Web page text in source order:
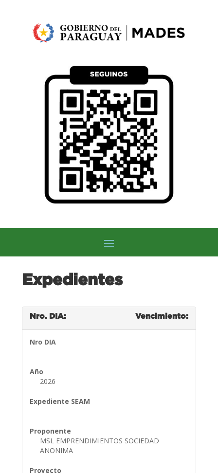
Expedientes
Nro. DIA: Vencimiento:
Nro DIA
Año
2026
Expediente SEAM
Proponente
MSL EMPRENDIMIENTOS SOCIEDAD
ANONIMA
Proyecto